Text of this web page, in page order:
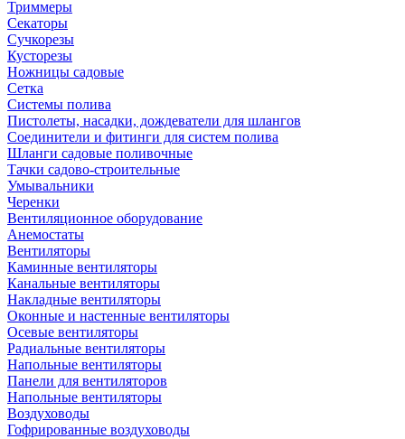
Триммеры
Секаторы
Сучкорезы
Кусторезы
Ножницы садовые
Сетка
Системы полива
Пистолеты, насадки, дождеватели для шлангов
Соединители и фитинги для систем полива
Шланги садовые поливочные
Тачки садово-строительные
Умывальники
Черенки
Вентиляционное оборудование
Анемостаты
Вентиляторы
Каминные вентиляторы
Канальные вентиляторы
Накладные вентиляторы
Оконные и настенные вентиляторы
Осевые вентиляторы
Радиальные вентиляторы
Напольные вентиляторы
Панели для вентиляторов
Напольные вентиляторы
Воздуховоды
Гофрированные воздуховоды